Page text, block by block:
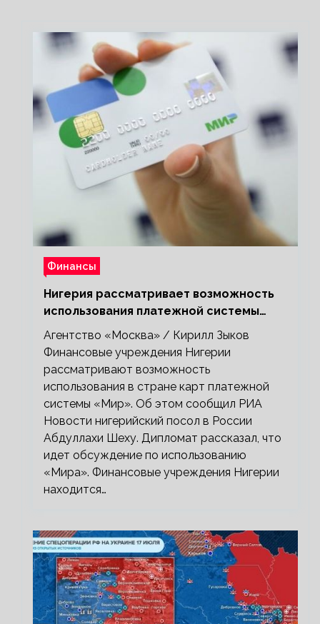
Финансы
Нигерия рассматривает возможность
использования платежной системы
«Мир»
Агентство «Москва» / Кирилл Зыков
Финансовые учреждения Нигерии
рассматривают возможность
использования в стране карт платежной
системы «Мир». Об этом сообщил РИА
Новости нигерийский посол в России
Абдуллахи Шеху. Дипломат рассказал, что
идет обсуждение по использованию
«Мира». Финансовые учреждения Нигерии
находится…